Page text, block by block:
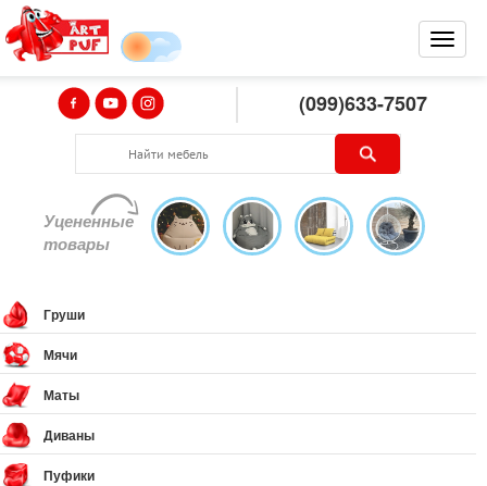
(099)633-7507
Уцененные
товары
Груши
Мячи
Маты
Диваны
Пуфики